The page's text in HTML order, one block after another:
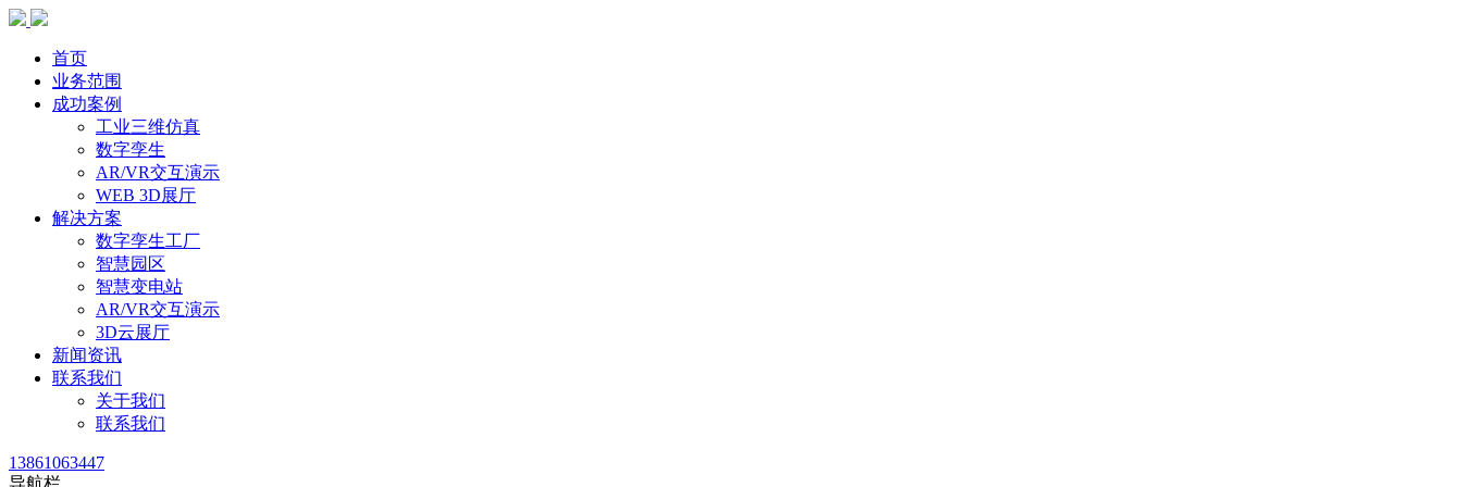
首页
业务范围
成功案例
工业三维仿真
数字孪生
AR/VR交互演示
WEB 3D展厅
解决方案
数字孪生工厂
智慧园区
智慧变电站
AR/VR交互演示
3D云展厅
新闻资讯
联系我们
关于我们
联系我们
13861063447
导航栏